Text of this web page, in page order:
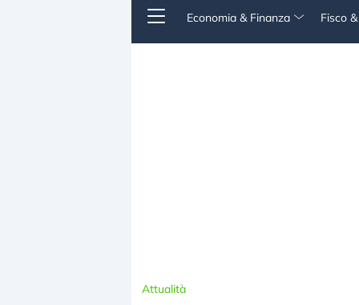
Economia & Finanza Fisco
Attualità